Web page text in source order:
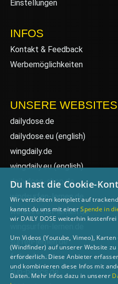
Einstellungen
INFOS
Kontakt & Feedback
Werbemöglichkeiten
UNSERE WEBSITES
dailydose.de
dailydose.eu (english)
wingdaily.de
wingdaily.eu(english)
dailydose-shop.de
windsurfen-lernen.de
wellenreiten-lernen.de
surfen-lernen.de
foilsurfen.de
sup-basics.de
Du hast die Cookie-
Wir verzichten komplett auf
kannst du uns mit einerSpende in
wir DAILY DOSE weiterhin
Um Videos (Youtube, Vimeo),
(Windfinder) auf unserer Website
erforderlich. Diese Anbieter
und kombinieren diese Infos mit
Daten. Mehr Infos dazu in unserer